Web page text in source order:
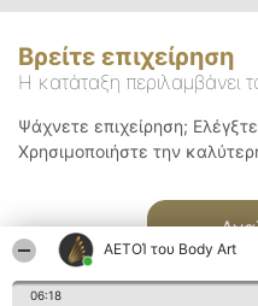
ΑΕΤΟΊ του Body Art
06:18
Βρείτε επιχείρηση
Η κατάταξη περιλαμβάνει
Ψάχνετε επιχείρηση;
Χρησιμοποιήστε την